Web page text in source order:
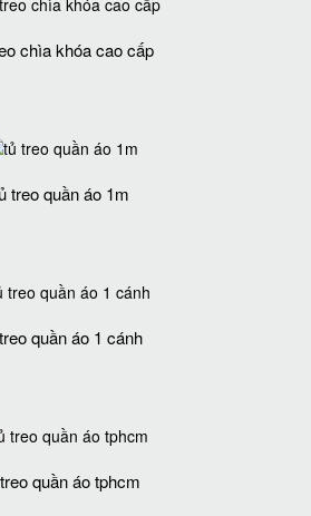
chìa khóa cao cấp
treo quần áo 1m
quần áo 1 cánh
quần áo tphcm